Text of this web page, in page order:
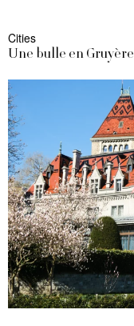
Cities
Une bulle en Gruyère